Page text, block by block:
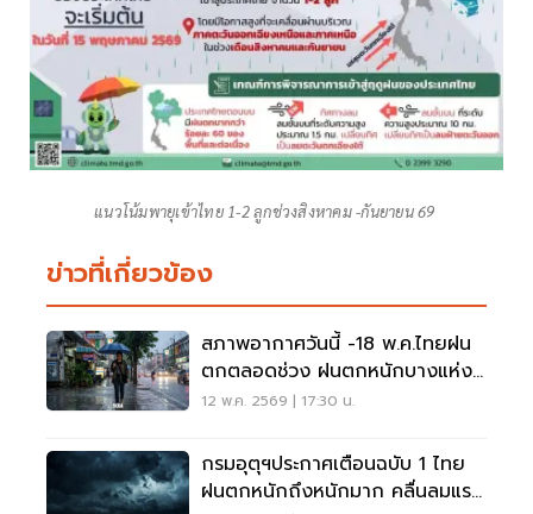
แนวโน้มพายุเข้าไทย 1-2 ลูกช่วงสิงหาคม -กันยายน 69
ข่าวที่เกี่ยวข้อง
สภาพอากาศวันนี้ -18 พ.ค.ไทยฝน
ตกตลอดช่วง ฝนตกหนักบางแห่ง
ทะเลคลื่นสูง
12 พ.ค. 2569 | 17:30 น.
กรมอุตุฯประกาศเตือนฉบับ 1 ไทย
ฝนตกหนักถึงหนักมาก คลื่นลมแรง